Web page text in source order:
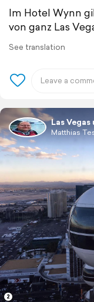
Im Hotel Wynn
von ganz Las
See translation
Las Vegas
Matthias
2